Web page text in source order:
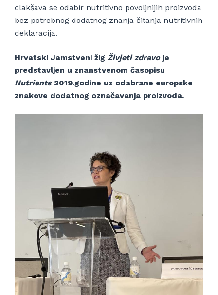
olakšava se odabir nutritivno povoljnijih proizvoda
bez potrebnog dodatnog znanja čitanja nutritivnih
deklaracija.
Hrvatski Jamstveni žig Živjeti zdravoje
predstavljen u znanstvenom časopisu
Nutrients2019.godine uz odabrane europske
znakove dodatnog označavanja proizvoda.